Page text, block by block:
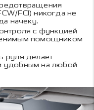
FCI) никогда не
начеку.
с функцией
помощником
руля делает
удобным на любой